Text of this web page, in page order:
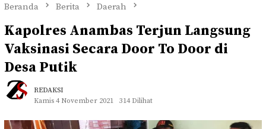
Beranda Berita Daerah
Kapolres Anambas Terjun Langsung
Vaksinasi Secara Door To Door di
Desa Putik
REDAKSI
Kamis 4 November 2021
314 Dilihat